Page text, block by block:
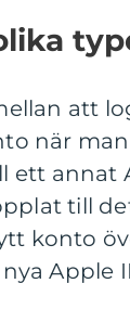
att
när
ett annat
till
konto
Apple